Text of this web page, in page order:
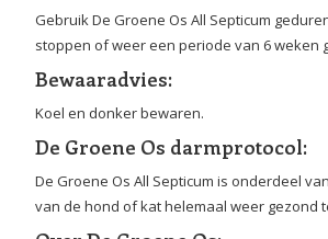
Gebruik De Groene Os All Septicum
stoppen of weer een periode van 6 weken
Bewaaradvies:
Koel en donker bewaren.
De Groene Os darmprotocol:
De Groene Os All Septicum is onderdeel
van de hond of kat helemaal weer gezond